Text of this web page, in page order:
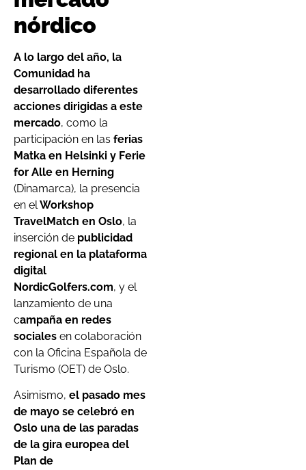
nórdico
A lo largo del año, la
Comunidad ha
desarrollado diferentes
acciones dirigidas a este
mercado, como la
participación en las ferias
Matka en Helsinki y Ferie
for Alle en Herning
(Dinamarca), la presencia
en elWorkshop
TravelMatch en Oslo, la
inserción de publicidad
regional en la plataforma
digital
NordicGolfers.com, y el
lanzamiento de una
campaña en redes
sociales en colaboración
con la Oficina Española de
Turismo (OET) de Oslo.
Asimismo, el pasado mes
de mayo se celebró en
Oslo una de las paradas
de la gira europea del
Plan de